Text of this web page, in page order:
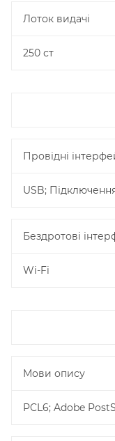
Лоток видачі
250 ст
Провідні
USB;
Бездротові
Wi-Fi
Мови опису
PCL6; Adobe